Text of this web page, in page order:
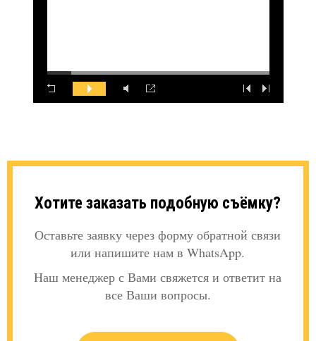
Хотите заказать подобную съёмку?
Оставьте заявку через форму обратной связи
или напишите нам в WhatsApp.
Наш менеджер с Вами свяжется и ответит на
все Ваши вопросы.